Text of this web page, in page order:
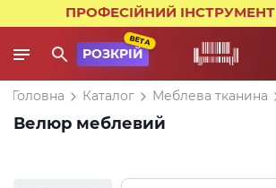
ПРОФЕСІЙНИЙ ІНСТРУМЕНТ
РОЗКРІЙ
BETA
Головна Каталог Меблева тканина
Велюр меблевий